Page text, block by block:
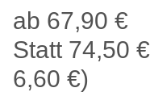
ab 67,90 €
Statt 74,50 €
6,60 €)